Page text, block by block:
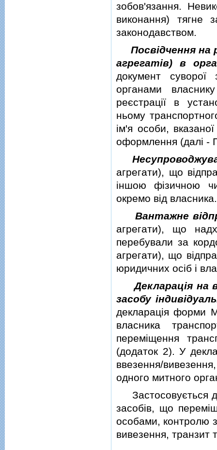
зобов'язання.
виконання) тягне
законодавством.
Посвiдчення на
агрегатiв) в
документ
органами
реєстрацiї в
ньому
iм'я особи,
оформлення (далi -
агрегати), що
iншою фiзичною
окремо вiд власника.
Вантажне
агрегати), що
перебували за
агрегати), що
юридичних осiб i
Декларацiя на
засобу
декларацiя форми
власника
перемiщення
(додаток 2). У
ввезення/
одного митного
Застосовується
засобiв, що
особами, контролю
вивезення, транзит